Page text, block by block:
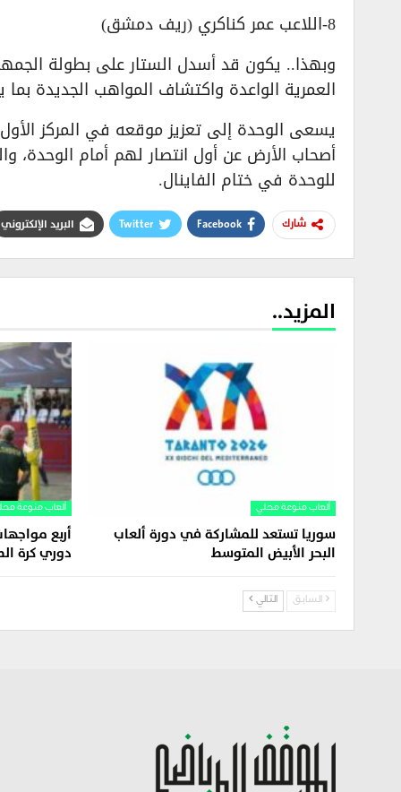
8-اللاعب عمر كناكري (ريف دمشق)
العمرية الواعدة واكتشاف المواهب الجديدة
يسعى الوحدة إلى تعزيز موقعه في المركز
للوحدة في ختام الفاينال.
شارك Facebook
Twitter البريد الإلكتروني
المزيد..
ألعاب منوعة محلي
سوريا تستعد للمشاركة في دورة ألعاب
البحر الأبيض المتوسط
ألعاب منوعة
دوري كرة
السابق التالي